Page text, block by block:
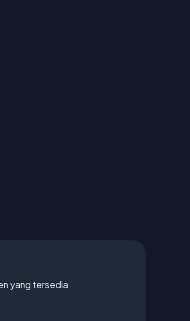
yang tersedia